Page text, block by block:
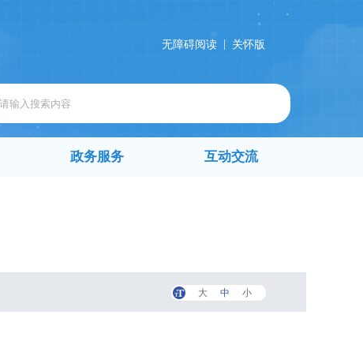
无障碍阅读 关怀版
政务服务 互动交流
大 中 小